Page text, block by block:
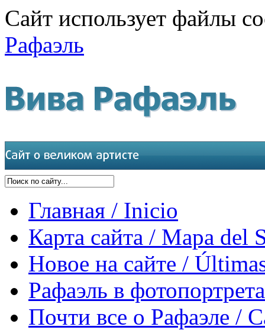
Сайт использует файлы
Рафаэль
Главная / Inicio
Карта сайта / Mapa del
Новое на сайте /
Рафаэль в
Почти все о Рафаэле /